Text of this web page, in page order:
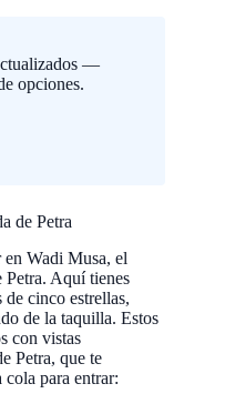
—
opciones.
de Petra
Wadi Musa, el
Petra. Aquí tienes
de cinco estrellas,
de la taquilla. Estos
con vistas
Petra, que te
para entrar: